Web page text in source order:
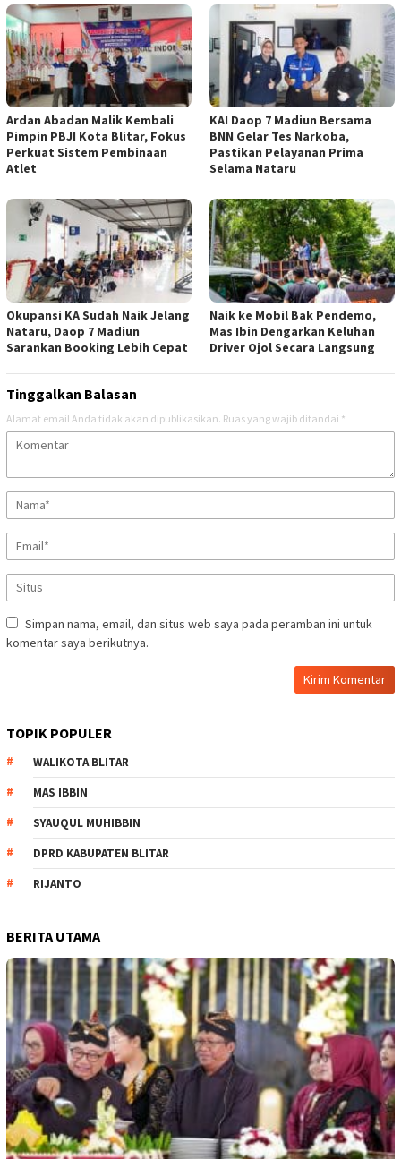
Ardan Abadan Malik Kembali
Pimpin PBJI Kota Blitar, Fokus
Perkuat Sistem Pembinaan
Atlet
KAI Daop 7 Madiun Bersama
BNN Gelar Tes Narkoba,
Pastikan Pelayanan Prima
Selama Nataru
Okupansi KA Sudah Naik Jelang
Nataru, Daop 7 Madiun
Sarankan Booking Lebih Cepat
Naik ke Mobil Bak Pendemo,
Mas Ibin Dengarkan Keluhan
Driver Ojol Secara Langsung
Tinggalkan Balasan
Alamat email Anda tidak akan dipublikasikan. Ruas yang wajib ditandai *
Simpan nama, email, dan situs web saya pada peramban ini untuk
komentar saya berikutnya.
TOPIK POPULER
WALIKOTA BLITAR
MAS IBBIN
SYAUQUL MUHIBBIN
DPRD KABUPATEN BLITAR
RIJANTO
BERITA UTAMA